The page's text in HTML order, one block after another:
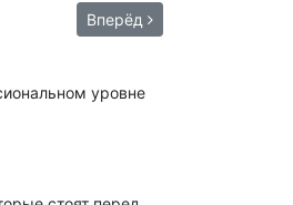
Вперёд